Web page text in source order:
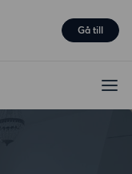
Gå till